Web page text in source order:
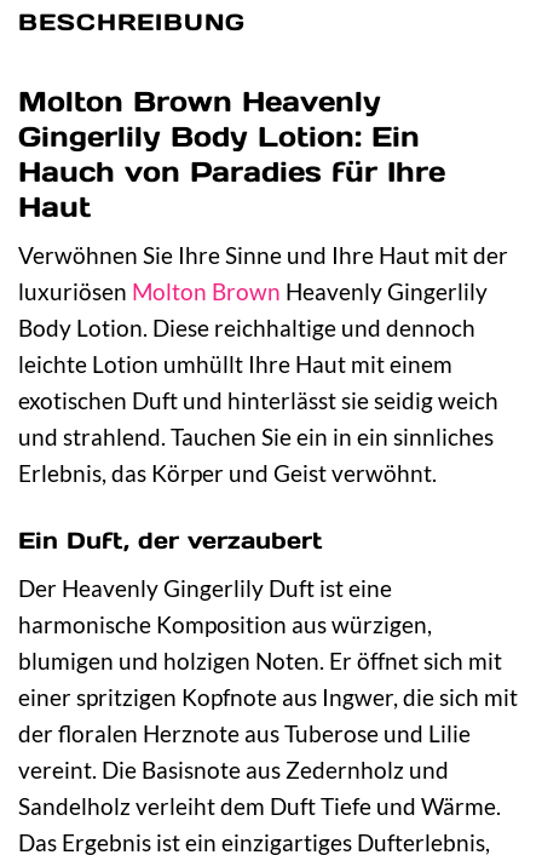
BESCHREIBUNG
Molton Brown Heavenly
Gingerlily Body Lotion: Ein
Hauch von Paradies für Ihre
Haut
Verwöhnen Sie Ihre Sinne und Ihre Haut mit der
luxuriösen Molton Brown Heavenly Gingerlily
Body Lotion. Diese reichhaltige und dennoch
leichte Lotion umhüllt Ihre Haut mit einem
exotischen Duft und hinterlässt sie seidig weich
und strahlend. Tauchen Sie ein in ein sinnliches
Erlebnis, das Körper und Geist verwöhnt.
Ein Duft, der verzaubert
Der Heavenly Gingerlily Duft ist eine
harmonische Komposition aus würzigen,
blumigen und holzigen Noten. Er öffnet sich mit
einer spritzigen Kopfnote aus Ingwer, die sich mit
der floralen Herznote aus Tuberose und Lilie
vereint. Die Basisnote aus Zedernholz und
Sandelholz verleiht dem Duft Tiefe und Wärme.
Das Ergebnis ist ein einzigartiges Dufterlebnis,